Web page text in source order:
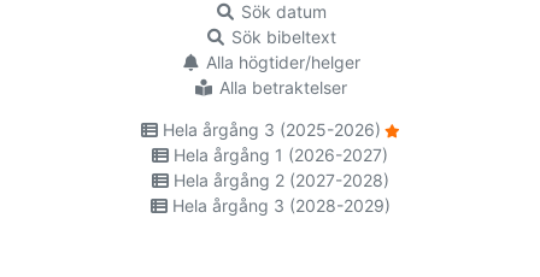
Sök datum
Sök bibeltext
Alla högtider/helger
Alla betraktelser
Hela årgång 3 (2025-2026)
Hela årgång 1 (2026-2027)
Hela årgång 2 (2027-2028)
Hela årgång 3 (2028-2029)